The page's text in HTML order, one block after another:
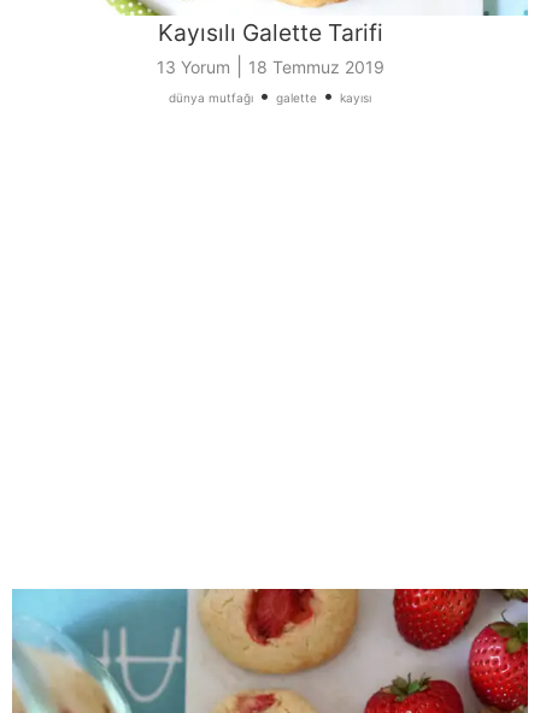
Kayısılı Galette Tarifi
13 Yorum 18 Temmuz 2019
dünya mutfağı • galette • kayısı